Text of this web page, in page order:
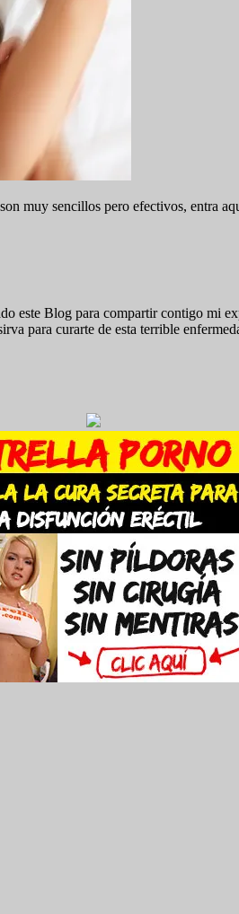
muy sencillos pero efectivos, entra
este Blog para compartir contigo mi
para curarte de esta terrible